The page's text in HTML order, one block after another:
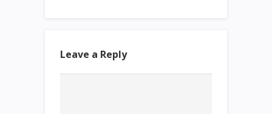
Leave a Reply